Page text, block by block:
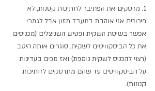
1. מרסקים את הפתיבר לחתיכות קטנות, לא
פירורים אני אוהבת במעבד מזון אבל לגמרי
אפשר בשיטת השקית ופטיש השניצלים (מכניסים
את כל הביסקוויטים לשקית, סוגרים אותה היטב
(רצוי להכניס לשקית נוספת) ואז מכים בעדינות
על הביסקוויטים עד שהם מתרסקים לחתיכות
קטנות).